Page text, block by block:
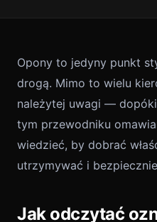
Opony to jedyny punkt
drogą. Mimo to wielu
należytej uwagi —
tym przewodniku
wiedzieć, by dobrać
utrzymywać i
Jak odczytać